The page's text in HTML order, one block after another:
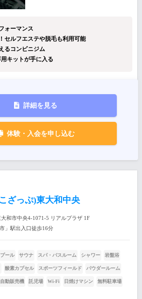
ォーマンス
セルフエステや脱毛も利用可能
るコンビニジム
キットが手に入る
詳細を見る
体験・入会を申し込む
ざっぷ)東大和中央
和市中央4-1071-5 リアルプラザ 1F
」駅出入口徒歩16分
プール サウナ スパ・バスルーム シャワー 岩盤浴
酸素カプセル スポーツフィールド パウダールーム
自動販売機 託児場 Wi-Fi 日焼けマシン 無料駐車場